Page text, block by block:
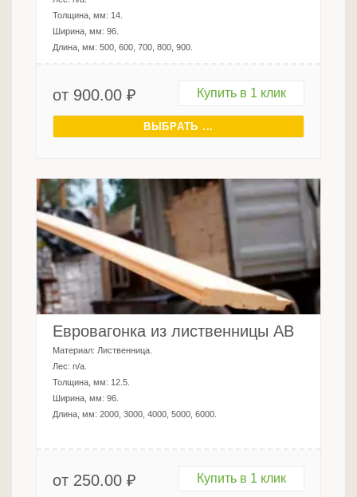
Толщина, мм: 14.
Ширина, мм: 96.
Длина, мм: 500, 600, 700, 800, 900.
от 900.00 ₽ Купить в 1 клик
ВЫБРАТЬ ...
Евровагонка из лиственницы АВ
Материал: Лиственница.
Лес: n/a.
Толщина, мм: 12.5.
Ширина, мм: 96.
Длина, мм: 2000, 3000, 4000, 5000, 6000.
от 250.00 ₽ Купить в 1 клик